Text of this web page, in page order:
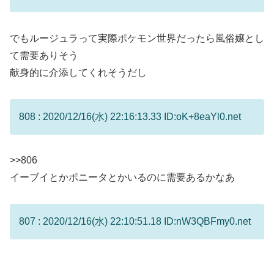
でもルージュラって実際ポケモン世界だったら風俗嬢とし
て需要ありそう
献身的に介添してくれそうだし
808 : 2020/12/16(水) 22:16:13.33 ID:oK+8eaYl0.net
>>806
イーブイとかポニータとかいるのに需要あるかなあ
807 : 2020/12/16(水) 22:10:51.18 ID:nW3QBFmy0.net